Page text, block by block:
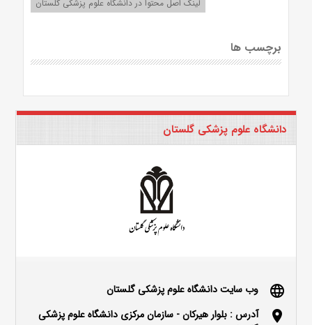
لینک اصل محتوا در دانشگاه علوم پزشکی گلستان
برچسب ها
دانشگاه علوم پزشکی گلستان
language وب سایت دانشگاه علوم پزشکی گلستان
location_on
آدرس : بلوار هیرکان - سازمان مرکزی دانشگاه علوم پزشکی